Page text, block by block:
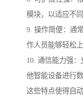
模块，以适应不
9. 操作简便：通
作人员能够轻松上
10. 通信能力强
他智能设备进行
这些特点使得自